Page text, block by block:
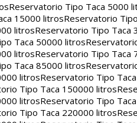
Reservatorio Tipo Taca 5000
15000 litrosReservatorio
litrosReservatorio Tipo Taca
Taca 50000 litros
litrosReservatorio Tipo Taca
Taca 85000 litros
litrosReservatorio Tipo
Tipo Taca 150000 litros
litrosReservatorio Tipo
Tipo Taca 220000 litros